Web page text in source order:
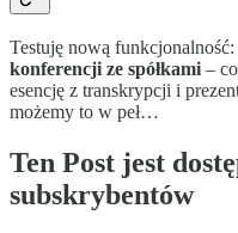
Testuję nową funkcjonalność:
konferencji ze spółkami –
esencję z transkrypcji i
możemy to w peł…
Ten Post jest
subskrybentów